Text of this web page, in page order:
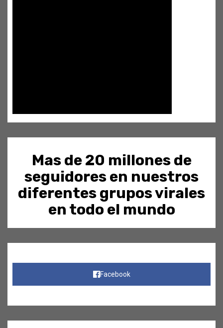
Mas de 20 millones de
seguidores en nuestros
diferentes grupos virales
en todo el mundo
Facebook